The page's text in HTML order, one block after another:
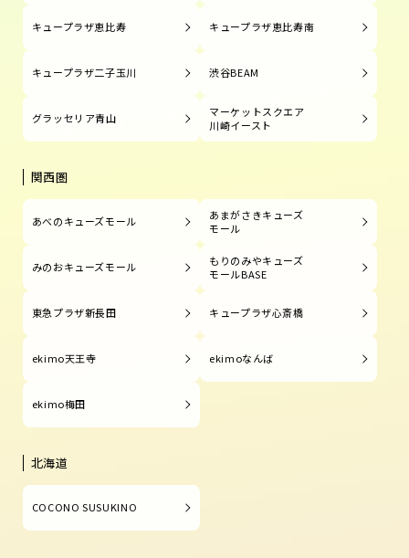
キュープラザ恵比寿 キュープラザ恵比寿南
キュープラザ二子玉川 渋谷BEAM
グラッセリア青山
マーケットスクエア
川崎イースト
関西圏
あべのキューズモール
あまがさきキューズ
モール
みのおキューズモール
もりのみやキューズ
モールBASE
東急プラザ新長田 キュープラザ心斎橋
ekimo天王寺 ekimoなんば
ekimo梅田
北海道
COCONO SUSUKINO